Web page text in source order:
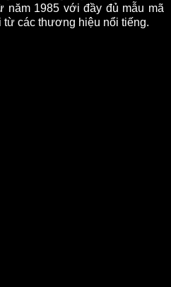
năm 1985 với đầy đủ mẫu mã
từ các thương hiệu nổi tiếng.